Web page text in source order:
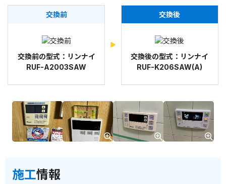
交換前
交換前の型式：リンナイ
RUF-A2003SAW
交換後
交換後の型式：リンナイ
RUF-K206SAW(A)
施工情報